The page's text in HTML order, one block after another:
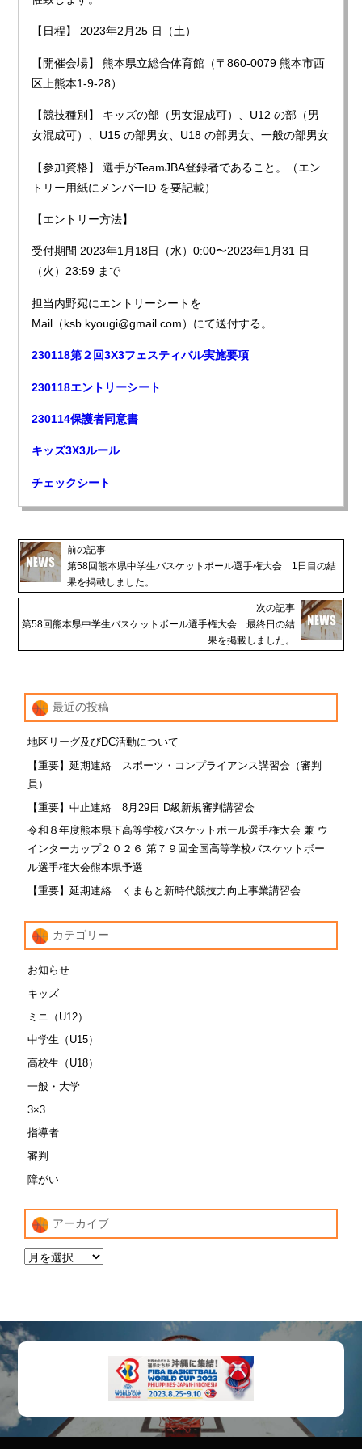
【日程】 2023年2月25 日（土）
【開催会場】 熊本県立総合体育館（〒860-0079 熊本市西
区上熊本1-9-28）
【競技種別】 キッズの部（男女混成可）、U12 の部（男
女混成可）、U15 の部男女、U18 の部男女、一般の部男女
【参加資格】 選手がTeamJBA登録者であること。（エン
トリー用紙にメンバーID を要記載）
【エントリー方法】
受付期間 2023年1月18日（水）0:00〜2023年1月31 日
（火）23:59 まで
担当内野宛にエントリーシートを
Mail（ksb.kyougi@gmail.com）にて送付する。
230118第２回3X3フェスティバル実施要項
230118エントリーシート
230114保護者同意書
キッズ3X3ルール
チェックシート
前の記事
第58回熊本県中学生バスケットボール選手権大会 1日目の結
果を掲載しました。
次の記事
第58回熊本県中学生バスケットボール選手権大会 最終日の結
果を掲載しました。
最近の投稿
地区リーグ及びDC活動について
【重要】延期連絡 スポーツ・コンプライアンス講習会（審判
員）
【重要】中止連絡 8月29日 D級新規審判講習会
令和８年度熊本県下高等学校バスケットボール選手権大会 兼 ウ
インターカップ２０２６ 第７９回全国高等学校バスケットボー
ル選手権大会熊本県予選
【重要】延期連絡 くまもと新時代競技力向上事業講習会
カテゴリー
お知らせ
キッズ
ミニ（U12）
中学生（U15）
高校生（U18）
一般・大学
3×3
指導者
審判
障がい
アーカイブ